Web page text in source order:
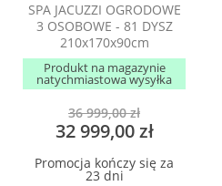
SPA JACUZZI OGRODOWE
3 OSOBOWE - 81 DYSZ
210x170x90cm
Produkt na magazynie
natychmiastowa wysyłka
36 999,00 zł
32 999,00 zł
Promocja kończy się za
23 dni